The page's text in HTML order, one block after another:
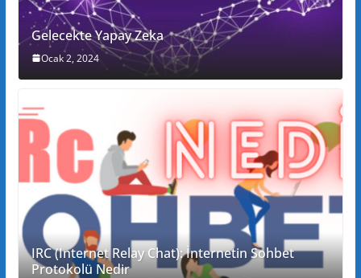
Gelecekte Yapay Zeka
Ocak 2, 2024
IRC (Internet Relay Chat): İnternetin Sohbet
Protokolü Nedir